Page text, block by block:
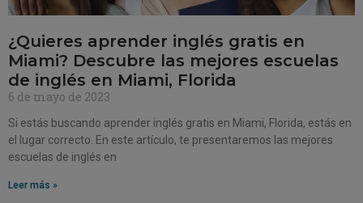
¿Quieres aprender inglés gratis en
Miami? Descubre las mejores escuelas
de inglés en Miami, Florida
6 de mayo de 2023
Si estás buscando aprender inglés gratis en Miami, Florida, estás en
el lugar correcto. En este artículo, te presentaremos las mejores
escuelas de inglés en
Leer más »